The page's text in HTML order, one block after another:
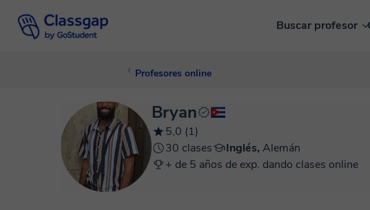
Buscar profesor
Profesores online
Bryan
5,0 (1)
30 clases
Inglés, Alemán
+ de 5 años de exp. dando clases online